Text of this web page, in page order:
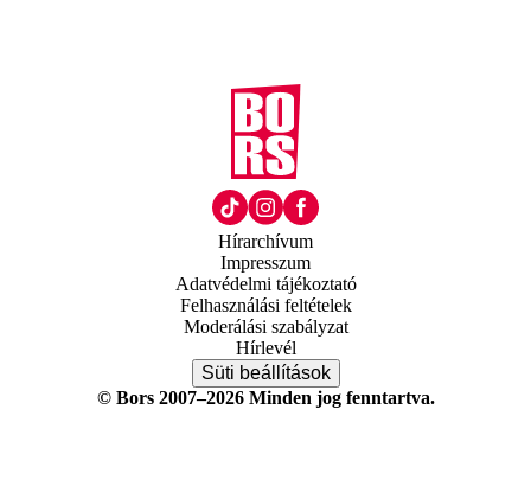
Hírarchívum
Impresszum
Adatvédelmi tájékoztató
Felhasználási feltételek
Moderálási szabályzat
Hírlevél
Süti beállítások
© Bors 2007–2026 Minden jog fenntartva.